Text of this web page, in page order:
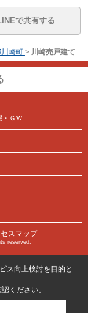
で共有する
川崎町 > 川崎売戸建て
・ＧＷ
セスマップ
reserved.
ス向上検討を目的と
ください。